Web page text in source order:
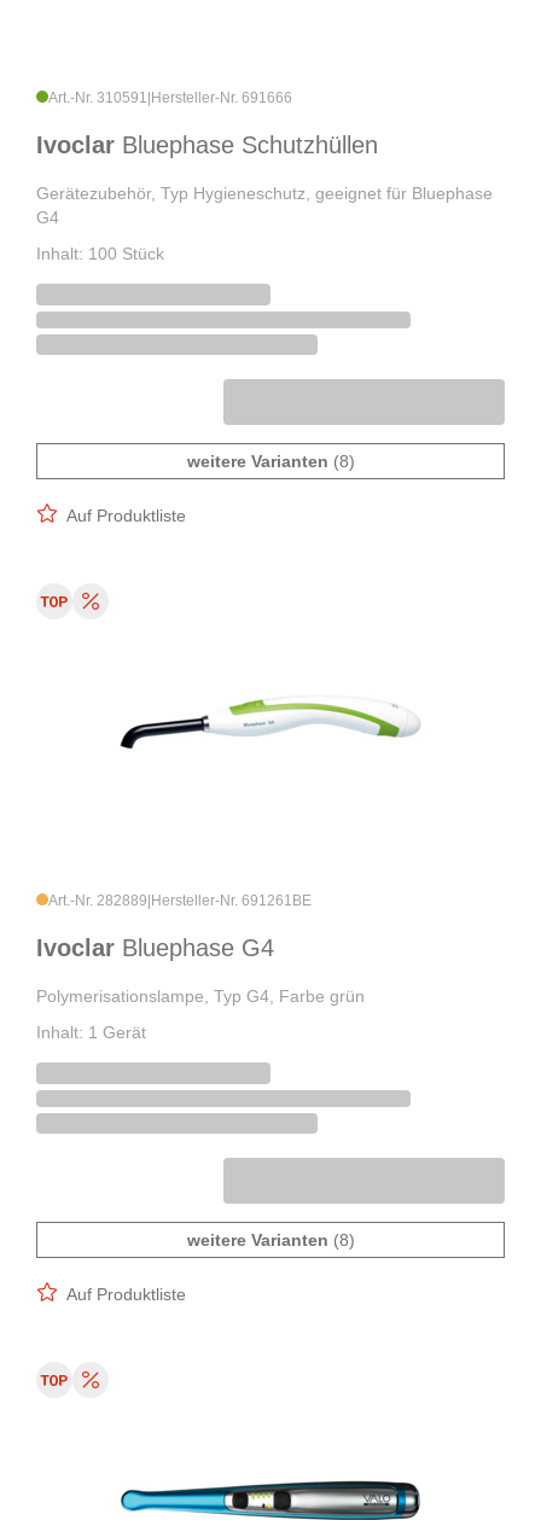
Art.-Nr. 310591 Hersteller-Nr. 691666
Ivoclar Bluephase Schutzhüllen
Gerätezubehör, Typ Hygieneschutz, geeignet für Bluephase
G4
Inhalt: 100 Stück
weitere Varianten (8)
Auf Produktliste
Art.-Nr. 282889 Hersteller-Nr. 691261BE
Ivoclar Bluephase G4
Polymerisationslampe, Typ G4, Farbe grün
Inhalt: 1 Gerät
weitere Varianten (8)
Auf Produktliste